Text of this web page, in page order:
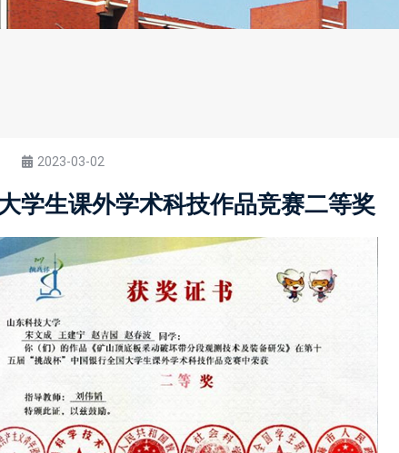
2023-03-02
学生课外学术科技作品竞赛二等奖